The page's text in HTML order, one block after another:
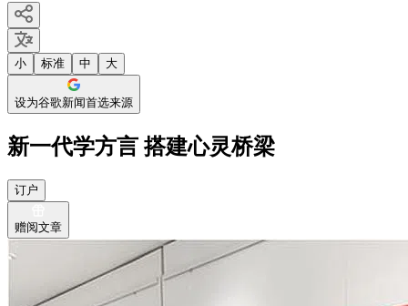
小 标准 中 大
设为谷歌新闻首选来源
新一代学方言 搭建心灵桥梁
订户
赠阅文章